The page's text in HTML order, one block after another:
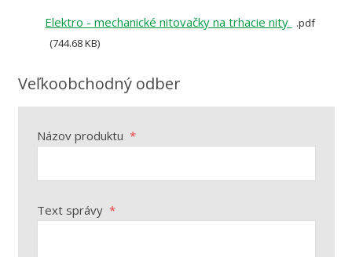
Elektro - mechanické nitovačky na trhacie nity
pdf
744.68 KB
Veľkoobchodný odber
Názov produktu *
Text správy *